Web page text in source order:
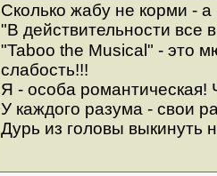
Сколько жабу не корми -
"В действительности все
"Taboo the Musical" - это
слабость!!!
Я - особа романтическая!
У каждого разума - свои
Дурь из головы выкинуть